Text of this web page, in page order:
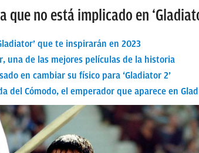
que no está implicado en
que te inspirarán en 2023
una de las mejores películas de la historia
en cambiar su físico para ‘Gladiator 2’
del Cómodo, el emperador que aparece en